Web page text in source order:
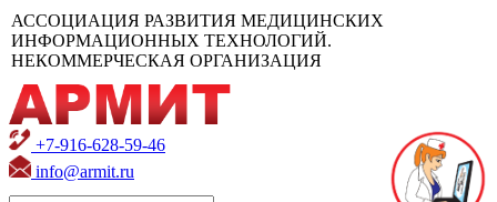
АССОЦИАЦИЯ РАЗВИТИЯ МЕДИЦИНСКИХ
ИНФОРМАЦИОННЫХ ТЕХНОЛОГИЙ.
НЕКОММЕРЧЕСКАЯ ОРГАНИЗАЦИЯ
+7-916-628-59-46
info@armit.ru